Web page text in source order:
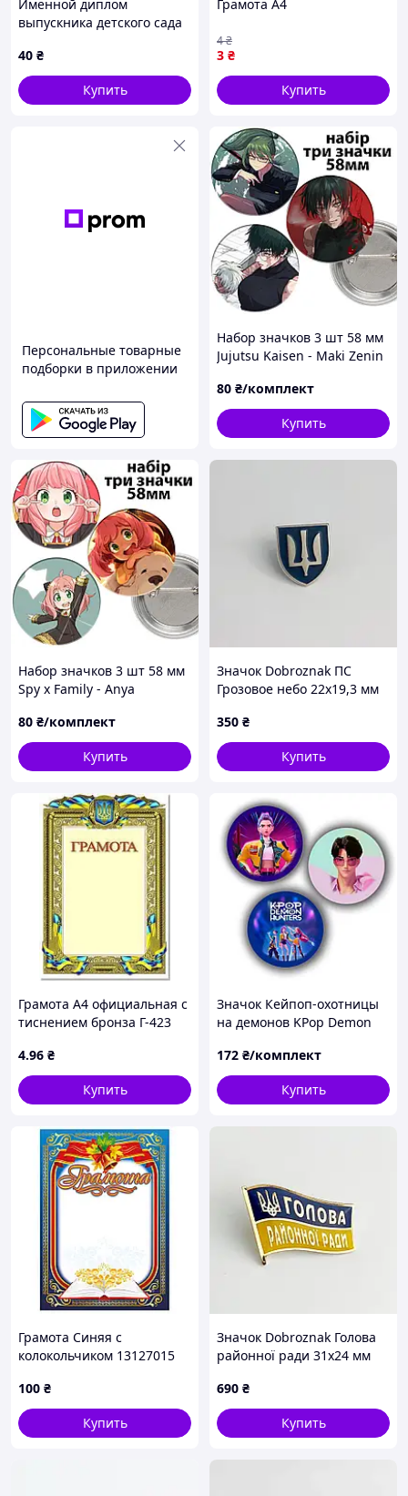
Именной диплом
выпускника детского сада
40 ₴
Купить
Грамота А4
3 ₴
4₴
Купить
Персональные товарные
подборки в приложении
Набор значков 3 шт 58 мм
Jujutsu Kaisen - Maki Zenin
80 ₴/комплект
Купить
Набор значков 3 шт 58 мм
Spy x Family - Anya
80 ₴/комплект
Купить
Значок Dobroznak ПС
Грозовое небо 22х19,3 мм
350 ₴
Купить
Грамота А4 официальная с
тиснением бронза Г-423
4.96 ₴
Купить
Значок Кейпоп-охотницы
на демонов KPop Demon
(bs074)
172 ₴/комплект
Купить
Грамота Синяя с
колокольчиком 13127015
г/м2 матовая
100 ₴
Купить
Значок Dobroznak Голова
районної ради 31х24 мм
690 ₴
Купить